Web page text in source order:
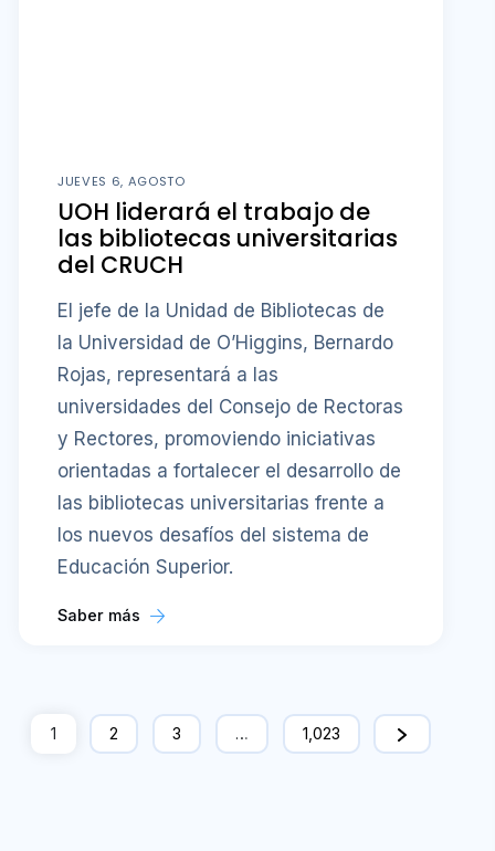
JUEVES 6, AGOSTO
UOH liderará el trabajo de
las bibliotecas universitarias
del CRUCH
El jefe de la Unidad de Bibliotecas de
la Universidad de O’Higgins, Bernardo
Rojas, representará a las
universidades del Consejo de Rectoras
y Rectores, promoviendo iniciativas
orientadas a fortalecer el desarrollo de
las bibliotecas universitarias frente a
los nuevos desafíos del sistema de
Educación Superior.
Saber más
1 2 3 … 1,023